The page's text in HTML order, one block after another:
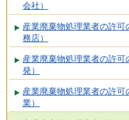
会社）
産業廃棄物処理業者の許
務店）
産業廃棄物処理業者の許
発）
産業廃棄物処理業者の許
業）